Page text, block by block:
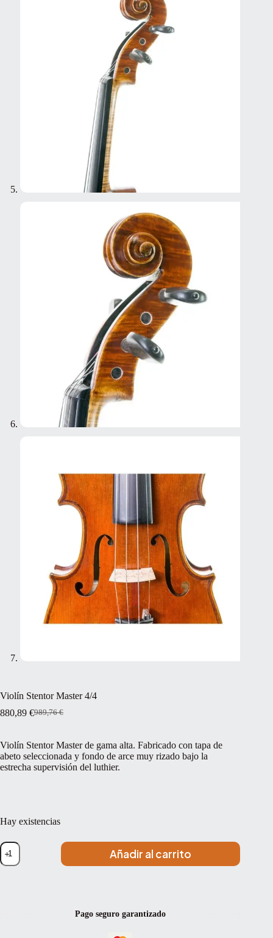
Violín Stentor Master 4/4
989,76€
El
era:
989,76 €.
880,89 €El
es:
880,89 €.
Violín Stentor Master de gama alta. Fabricado con tapa de
abeto seleccionada y fondo de arce muy rizado bajo la
estrecha supervisión del luthier.
Hay existencias
Violín
Stentor
Master
Añadir al carrito
Pago seguro garantizado